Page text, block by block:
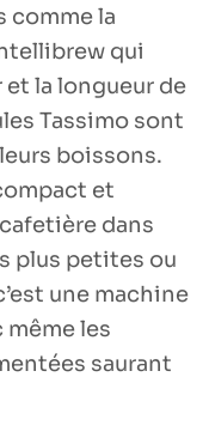
la
qui
la longueur de
Tassimo sont
boissons.
et
dans
plus petites ou
une machine
les
saurant